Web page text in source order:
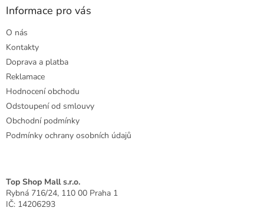
Informace pro vás
O nás
Kontakty
Doprava a platba
Reklamace
Hodnocení obchodu
Odstoupení od smlouvy
Obchodní podmínky
Podmínky ochrany osobních údajů
Top Shop Mall s.r.o.
Rybná 716/24, 110 00 Praha 1
IČ: 14206293